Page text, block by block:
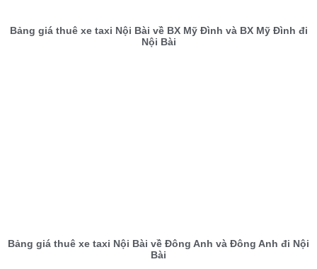
Bảng giá thuê xe taxi Nội Bài về BX Mỹ Đình và BX Mỹ Đình đi
Nội Bài
Bảng giá thuê xe taxi Nội Bài về Đông Anh và Đông Anh đi Nội
Bài